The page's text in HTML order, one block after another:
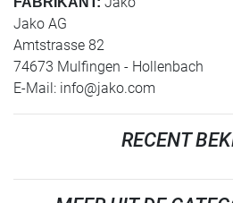
Jako AG
Amtstrasse 82
74673 Mulfingen - Hollenbach
E-Mail: info@jako.com
RECENT